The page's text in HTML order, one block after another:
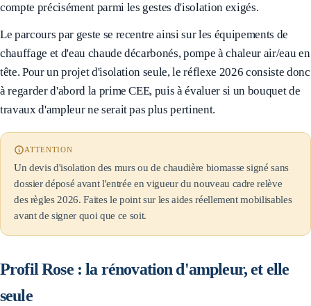
compte précisément parmi les gestes d'isolation exigés.
Le parcours par geste se recentre ainsi sur les équipements de
chauffage et d'eau chaude décarbonés, pompe à chaleur air/eau en
tête. Pour un projet d'isolation seule, le réflexe 2026 consiste donc
à regarder d'abord la prime CEE, puis à évaluer si un bouquet de
travaux d'ampleur ne serait pas plus pertinent.
ATTENTION
Un devis d'isolation des murs ou de chaudière biomasse signé sans
dossier déposé avant l'entrée en vigueur du nouveau cadre relève
des règles 2026. Faites le point sur les aides réellement mobilisables
avant de signer quoi que ce soit.
Profil Rose : la rénovation d'ampleur, et elle
seule